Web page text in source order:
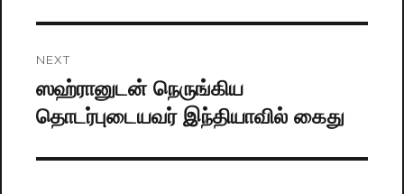
NEXT
Next
post:
ஸஹ்ரானுடன் நெருங்கிய
தொடர்புடையவர் இந்தியாவில் கைது